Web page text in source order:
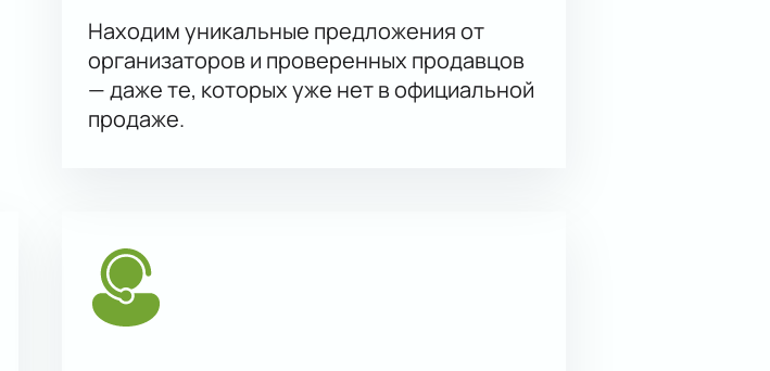
Находим уникальные предложения от
организаторов и проверенных продавцов
— даже те, которых уже нет в официальной
продаже.